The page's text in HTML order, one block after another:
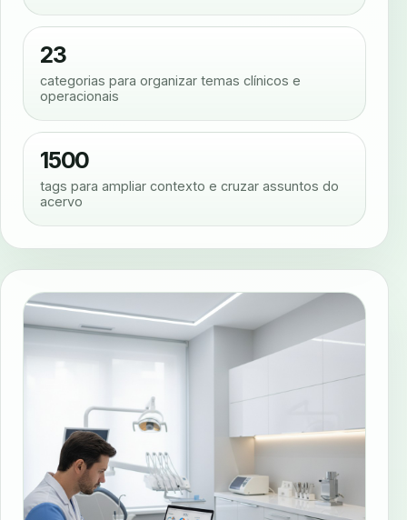
23
categorias para organizar temas clínicos e
operacionais
1500
tags para ampliar contexto e cruzar assuntos do
acervo